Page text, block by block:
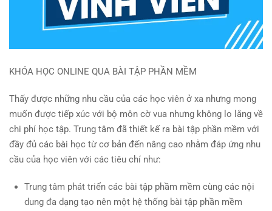
KHÓA HỌC ONLINE QUA BÀI TẬP PHẦN MỀM
Thấy được những nhu cầu của các học viên ở xa nhưng mong
muốn được tiếp xúc với bộ môn cờ vua nhưng không lo lắng về
chi phí học tập. Trung tâm đã thiết kế ra bài tập phần mềm với
đầy đủ các bài học từ cơ bản đến nâng cao nhằm đáp ứng nhu
cầu của học viên với các tiêu chí như:
Trung tâm phát triển các bài tập phầm mềm cùng các nội
dung đa dạng tạo nên một hệ thống bài tập phần mềm